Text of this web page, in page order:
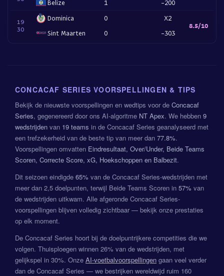
Belize 1 -200
19
30
Dominica
Sint Maarten
0
0
X2
-303
8.5/10
CONCACAF SERIES VOORSPELLINGEN & TIPS
Bekijk de nieuwste voorspellingen en wedtips voor de Concacaf
Series, gegenereerd door ons AI-algoritme NT Apex. We hebben 9
wedstrijden van 19 teams in de Concacaf Series geanalyseerd met
een trefzekerheid van de beste tip van meer dan 77.8%.
Voorspellingen omvatten Eindresultaat, Over/Under, Beide Teams
Scoren, Correcte Score, xG, Hoekschoppen en Balbezit.
Dit seizoen eindigde 65% van de Concacaf Series-wedstrijden met
meer dan 2,5 doelpunten, terwijl Beide Teams Scoren in 57% van
de wedstrijden uitkwam. Alle afgeronde Concacaf Series-
voorspellingen blijven volledig zichtbaar — bekijk onze prestaties
op elk moment.
De Concacaf Series hoort bij de doelpuntrijkere competities die we
volgen. Thuisploegen winnen 26% van de wedstrijden, met
gelijkspel in 30%. Onze AI-voetbalvoorspellingen gaan veel verder
dan de Concacaf Series — we bestrijken wereldwijd ruim 160